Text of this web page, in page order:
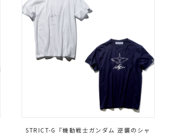
STRICT-G『機動戦士ガンダム 逆襲のシャ